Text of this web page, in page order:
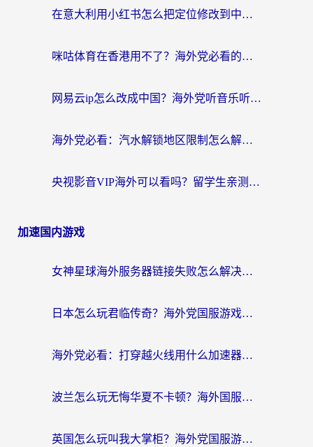
在意大利用小红书怎么把定位修改到中国国内？3个实用技巧+1个靠谱工具帮你搞定
咪咕体育在香港用不了？海外党必看的回国加速器选择指南（附3个真实场景解决方案）
网易云ip怎么改成中国？海外党听音乐听书的无痛解决方案
海外党必看：汽水解锁地区限制怎么解除？3招解决国内影音&生活服务难题
央视影音VIP海外可以看吗？留学生亲测有效的回国加速器选择指南
加速国内游戏
女神星球海外服务器链接失败怎么解决？海外党国服游戏加速避坑指南
日本怎么玩君临传奇？海外党国服游戏加速避坑指南（附菲律宾欧洲玩家实测）
海外党必看：打穿越火线用什么加速器？解决延迟卡顿，还能玩奇妙拼图世界和第五人格
波兰怎么玩无悔华夏不卡顿？海外国服游戏加速器终极指南（附征途2萤火突击解决方案）
英国怎么玩叫我大掌柜？海外党国服游戏加速避坑指南（附实测推荐）